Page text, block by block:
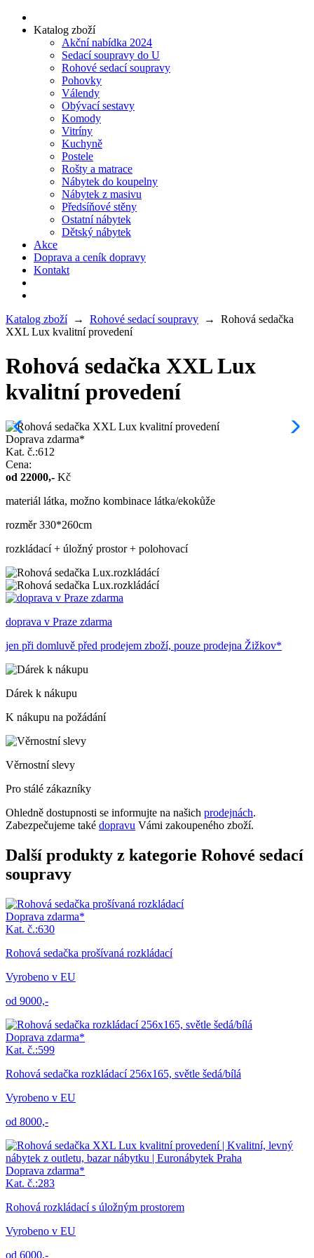
Katalog zboží
Akční nabídka 2024
Sedací soupravy do U
Rohové sedací soupravy
Pohovky
Válendy
Obývací sestavy
Komody
Vitríny
Kuchyně
Postele
Rošty a matrace
Nábytek do koupelny
Nábytek z masivu
Předsíňové stěny
Ostatní nábytek
Dětský nábytek
Akce
Doprava a ceník dopravy
Kontakt
Katalog zboží→ Rohové sedací soupravy → Rohová sedačka
XXL Lux kvalitní provedení
Rohová sedačka XXL Lux
kvalitní provedení
Doprava zdarma*
Kat. č.:612
Cena:
od 22000,- Kč
materiál látka, možno kombinace látka/ekokůže
rozměr 330*260cm
rozkládací + úložný prostor + polohovací
doprava v Praze zdarma
jen při domluvě před prodejem zboží, pouze prodejna Žižkov*
Dárek k nákupu
K nákupu na požádání
Věrnostní slevy
Pro stálé zákazníky
Ohledně dostupnosti se informujte na našich prodejnách.
Zabezpečujeme také dopravu Vámi zakoupeného zboží.
Další produkty z kategorie Rohové sedací
soupravy
Doprava zdarma*
Kat. č.:630
Rohová sedačka prošívaná rozkládací
Vyrobeno v EU
od 9000,-
Doprava zdarma*
Kat. č.:599
Rohová sedačka rozkládací 256x165, světle šedá/bílá
Vyrobeno v EU
od 8000,-
Doprava zdarma*
Kat. č.:283
Rohová rozkládací s úložným prostorem
Vyrobeno v EU
od 6000,-